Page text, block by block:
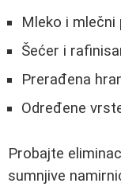
Mleko i mlečni
Šećer i
Prerađena
Određene
Probajte
sumnjive